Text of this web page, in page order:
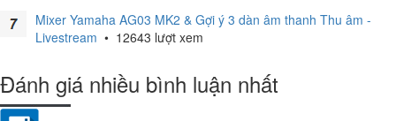
Mixer Yamaha AG03 MK2 & Gợi ý 3 dàn âm thanh Thu âm -
Livestream • 12643 lượt xem
Đánh giá nhiều bình luận nhất